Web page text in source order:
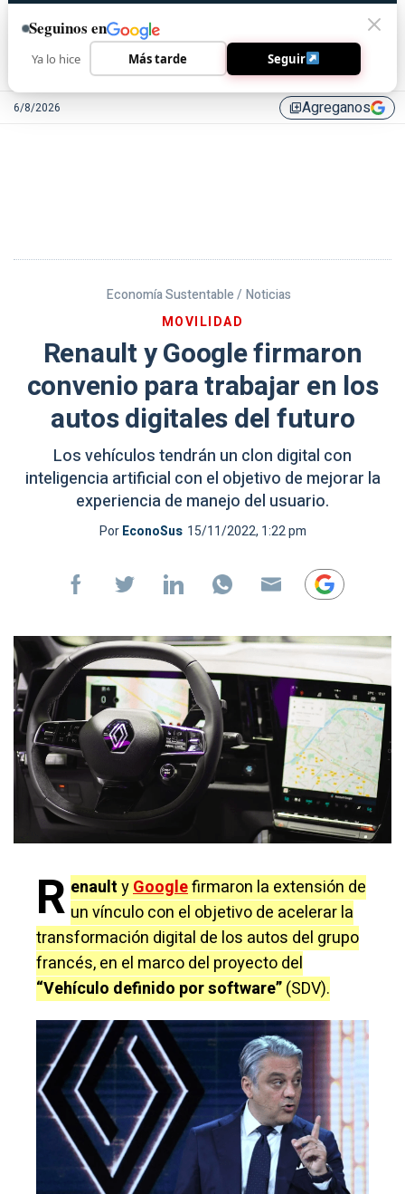
6/8/2026 library_addAgreganos
Economía Sustentable / Noticias
MOVILIDAD
Renault y Google firmaron
convenio para trabajar en los
autos digitales del futuro
Los vehículos tendrán un clon digital con
inteligencia artificial con el objetivo de mejorar la
experiencia de manejo del usuario.
PorEconoSus 15/11/2022, 1:22 pm
R enaultyGooglefirmaron la extensión de
un vínculo con el objetivo de acelerar la
transformación digital de los autos del grupo
francés, en el marco del proyecto del
“Vehículo definido por software”(SDV).
Seguinos en
Ya lo hice Más tarde Seguir